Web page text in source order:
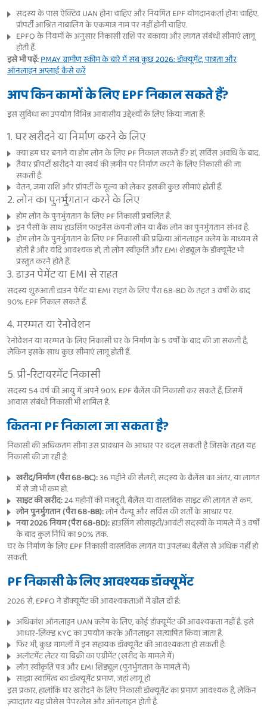
सदस्य के पास ऐक्टिव UAN होना चाहिए और नियमित EPF योगदानकर्ता होना चाहिए.
प्रॉपर्टी आश्रित नाबालिग के एकमात्र नाम पर नहीं होनी चाहिए.
EPFO के नियमों के अनुसार निकासी राशि पर बकाया और लागत संबंधी सीमाएं लागू
होती हैं.
इसे भी पढ़ें:PMAY ग्रामीण स्कीम के बारे में सब कुछ 2026: डॉक्यूमेंट, पात्रता और
ऑनलाइन अप्लाई कैसे करें
आप किन कामों के लिए EPF निकाल सकते हैं?
इस सुविधा का उपयोग विभिन्न आवासीय उद्देश्यों के लिए किया जाता है:
1. घर खरीदने या निर्माण करने के लिए
क्या हम घर बनाने या होम लोन के लिए PF निकाल सकते हैं? हां, सर्विस अवधि के बाद.
तैयार प्रॉपर्टी खरीदने या स्वयं की ज़मीन पर निर्माण करने के लिए निकासी की जा
सकती है.
वेतन, जमा राशि और प्रॉपर्टी के मूल्य को लेकर इसकी कुछ सीमाएं होती हैं.
2. लोन का पुनर्भुगतान करने के लिए
होम लोन के पुनर्भुगतान के लिए PF निकासी प्रचलित है.
इन पैसों के साथ हाउसिंग फाइनेंस कंपनी लोन या बैंक लोन का पुनर्भुगतान संभव है.
होम लोन के पुनर्भुगतान के लिए PF निकासी की प्रक्रिया ऑनलाइन क्लेम के माध्यम से
होती है और यदि आवश्यक हो, तो लोन स्वीकृति और EMI शेड्यूल के डॉक्यूमेंट भी
प्रस्तुत करने होते हैं.
3. डाउन पेमेंट या EMI से राहत
सदस्य शुरुआती डाउन पेमेंट या EMI राहत के लिए पैरा 68-BD के तहत 3 वर्षों के बाद
90% EPF निकाल सकते हैं.
4. मरम्मत या रेनोवेशन
रेनोवेशन या मरम्मत के लिए निकासी घर के निर्माण के 5 वर्षों के बाद की जा सकती है,
लेकिन इसके साथ कुछ सीमाएं लागू होती हैं.
5. प्री-रिटायरमेंट निकासी
सदस्य 54 वर्ष की आयु में अपने 90% EPF बैलेंस की निकासी कर सकते हैं, जिसमें
आवास संबंधी निकासी भी शामिल है.
कितना PF निकाला जा सकता है?
निकासी की अधिकतम सीमा उस प्रावधान के आधार पर बदल सकती है जिसके तहत यह
निकासी की जा रही है:
खरीद/निर्माण (पैरा 68-BC):36 महीने की सैलरी, सदस्य के बैलेंस का अंतर, या लागत
में से जो भी कम हो.
साइट की खरीद:24 महीनों की मजदूरी, बैलेंस या वास्तविक साइट की लागत से कम.
लोन पुनर्भुगतान (पैरा 68-BB):लोन वैल्यू और सर्विस की शर्तों के आधार पर.
नया 2026 नियम (पैरा 68-BD):हाउसिंग सोसाइटी/आवंटी सदस्यों के मामले में 3 वर्षों
के बाद कुल निधि का 90% तक.
घर के निर्माण के लिए EPF निकासी वास्तविक लागत या उपलब्ध बैलेंस से अधिक नहीं हो
सकती.
PF निकासी के लिए आवश्यक डॉक्यूमेंट
2026 से, EPFO ने डॉक्यूमेंट की आवश्यकताओं में ढील दी है:
अधिकांश ऑनलाइन UAN क्लेम के लिए, कोई डॉक्यूमेंट की आवश्यकता नहीं है. इसे
आधार-लिंक्ड KYC का उपयोग करके ऑनलाइन सत्यापित किया जाता है.
फिर भी, कुछ मामलों में इन सहायक डॉक्यूमेंट की आवश्यकता हो सकती है:
अलॉटमेंट लेटर या बिक्री का एग्रीमेंट (खरीद के मामले में)
लोन स्वीकृति पत्र और EMI शिड्यूल (पुनर्भुगतान के मामले में)
साझा स्वामित्व का डॉक्यूमेंट प्रमाण, जहां लागू हो
इस प्रकार, हालांकि घर खरीदने के लिए निकासी डॉक्यूमेंट का प्रमाण आवश्यक है, लेकिन
ज़्यादातर यह प्रोसेस पेपरलेस और ऑनलाइन होती है.